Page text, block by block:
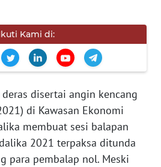
Kami di:
disertai angin kencang
di Kawasan Ekonomi
membuat sesi balapan
2021 terpaksa ditunda
para pembalap nol. Meski